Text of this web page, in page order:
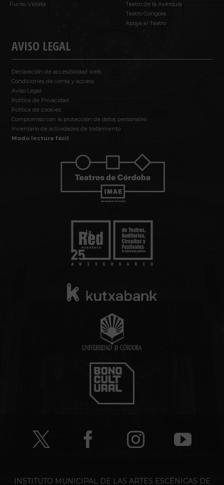
Punto Violeta
AVISO LEGAL
Declaración de accesibilidad web
Condiciones de venta y acceso
Aviso Legal
Política de Privacidad
Política de cookies
Compromiso con la protección de datos personales
Inventario de actividades de tratamiento
Modo lectura fácil
Teatro de la Axerquía
Teatro Góngora
Apoya al Teatro
INSTITUTO MUNICIPAL DE LAS ARTES ESCÉNICAS DE